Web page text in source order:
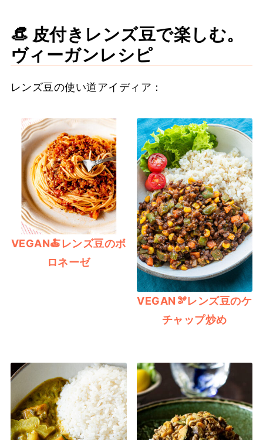
👒 皮付きレンズ豆で楽しむ。
ヴィーガンレシピ
レンズ豆の使い道アイディア：
VEGAN🍝レンズ豆のボ
ロネーゼ
VEGAN🫘レンズ豆のケ
チャップ炒め